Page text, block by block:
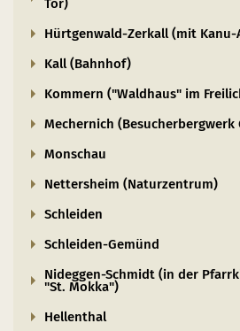
Start- und Treffpunkte
Tor)
Hürtgenwald-Zerkall (mit Kanu-
Kall (Bahnhof)
Kommern ("Waldhaus" im
Mechernich
Monschau
Nettersheim (Naturzentrum)
Schleiden
Schleiden-Gemünd
Nideggen-Schmidt (in der
"St. Mokka")
Hellenthal